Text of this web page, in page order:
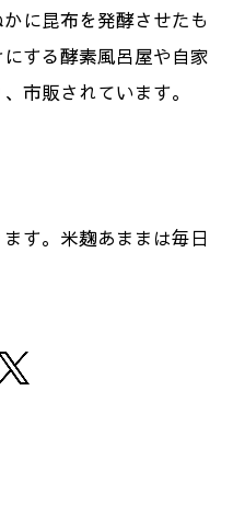
に昆布を発酵させたも
する酵素風呂屋や自家
市販されています。
す。米麹あままは毎日